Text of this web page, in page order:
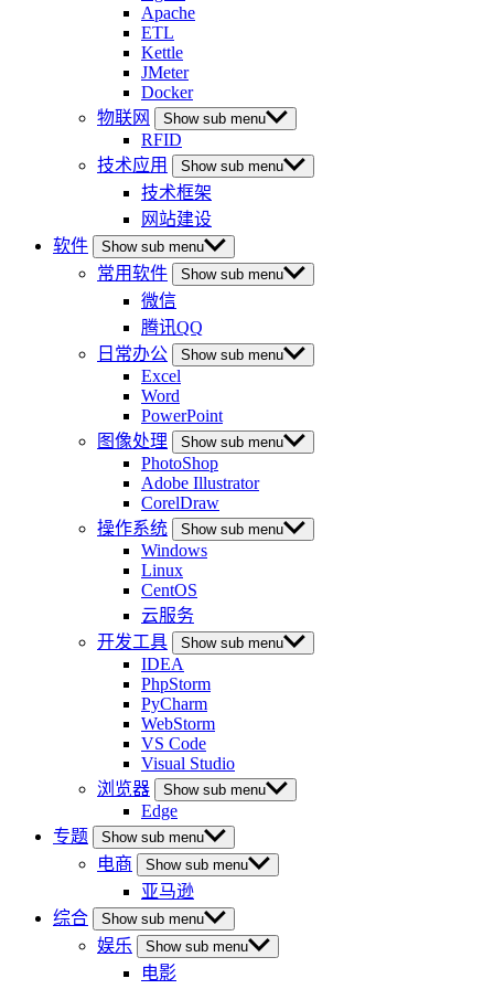
Apache
ETL
Kettle
JMeter
Docker
物联网
Show sub menu
RFID
技术应用
Show sub menu
技术框架
网站建设
软件
Show sub menu
常用软件 Show sub menu
微信
腾讯QQ
日常办公
Show sub menu
Excel
Word
PowerPoint
图像处理
Show sub menu
PhotoShop
Adobe Illustrator
CorelDraw
操作系统
Show sub menu
Windows
Linux
CentOS
云服务
开发工具
Show sub menu
IDEA
PhpStorm
PyCharm
WebStorm
VS Code
Visual Studio
浏览器
Show sub menu
Edge
专题
Show sub menu
电商 Show sub menu
亚马逊
综合
Show sub menu
娱乐 Show sub menu
电影